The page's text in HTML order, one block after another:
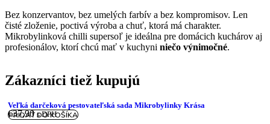
Bez konzervantov, bez umelých farbív a bez kompromisov. Len
čisté zloženie, poctivá výroba a chuť, ktorá má charakter.
Mikrobylinková chilli supersoľ je ideálna pre domácich kuchárov aj
profesionálov, ktorí chcú mať v kuchyni niečo výnimočné.
Zákazníci tiež kupujú
Veľká darčeková pestovateľská sada Mikrobylinky Krása
€37,90 s DPH
PRIDAŤ DO KOŠÍKA